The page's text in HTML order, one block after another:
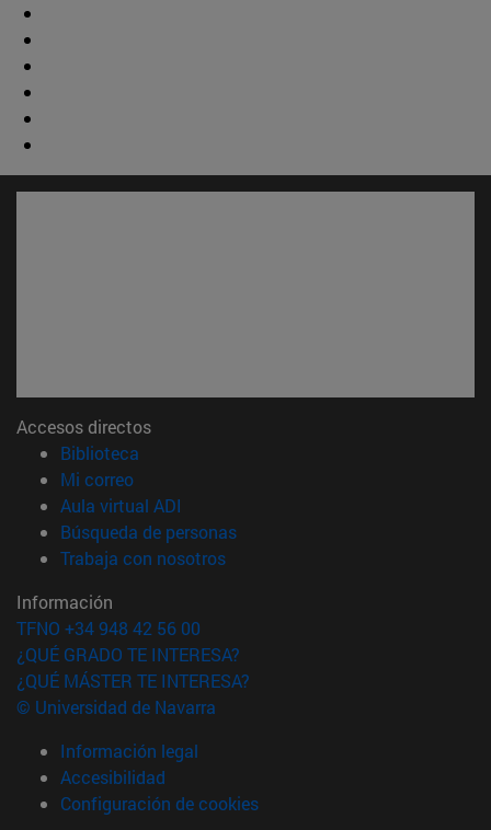
Accesos directos
Biblioteca
Mi correo(abre en nueva ventana)
Aula virtual ADI
Búsqueda de personas(abre en nueva ventana)
Trabaja con nosotros(abre en nueva ventana)
Información
TFNO +34 948 42 56 00
¿QUÉ GRADO TE INTERESA?
¿QUÉ MÁSTER TE INTERESA?
© Universidad de Navarra
Información legal
Accesibilidad
Configuración de cookies